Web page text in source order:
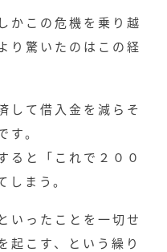
かこの危機を乗り越
り驚いたのはこの経
して借入金を減らそ
す。
ると「これで２００
まう。
いったことを一切せ
起こす、という繰り